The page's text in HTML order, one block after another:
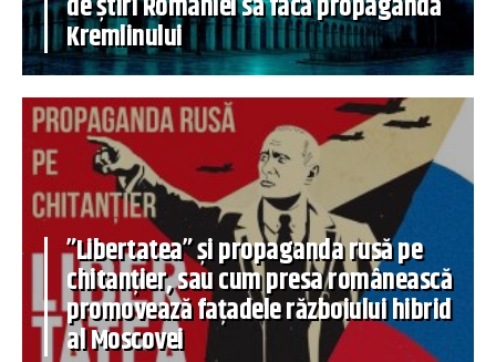
Kremlinului
”Libertatea” și propaganda rusă pe
chitanțier, sau cum presa românească
promovează fațadele războiului hibrid
al Moscovei